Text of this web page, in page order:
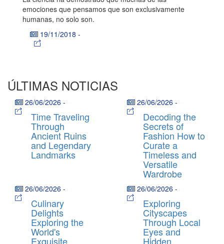
emociones que pensamos que son exclusivamente
humanas, no solo son.
19/11/2018 -
ÚLTIMAS NOTICIAS
26/06/2026 -
Time Traveling
Through
Ancient Ruins
and Legendary
Landmarks
26/06/2026 -
Decoding the
Secrets of
Fashion How to
Curate a
Timeless and
Versatile
Wardrobe
26/06/2026 -
Culinary
Delights
Exploring the
World's
Exquisite
26/06/2026 -
Exploring
Cityscapes
Through Local
Eyes and
Hidden